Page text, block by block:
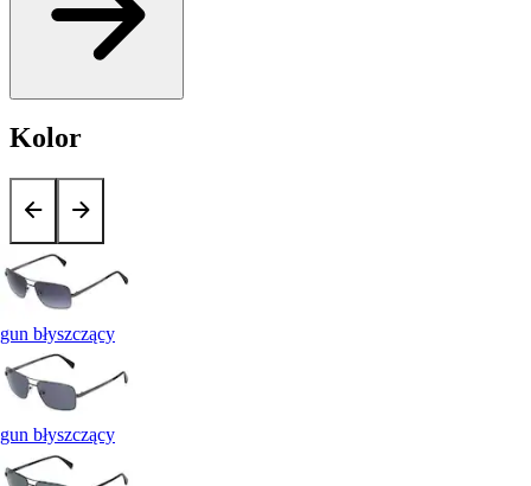
Kolor
gun błyszczący
gun błyszczący